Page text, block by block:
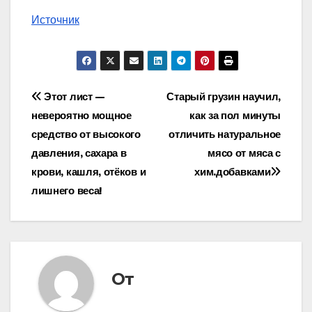
Источник
Навигация
по
записям
Старый грузин научил,
как за пол минуты
отличить натуральное
мясо от мяса с
хим.добавками
Этот лист —
невероятно мощное
средство от высокого
давления, сахара в
крови, кашля, отёков и
лишнего веса!
От